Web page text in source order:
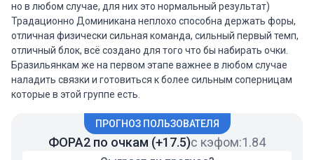
но в любом случае, для них это нормальный результат)
Традационно Доминикана неплохо способна держать форы,
отличная физически сильная команда, сильный первый темп,
отличный блок, всё создано для того что бы набирать очки.
Бразильянкам же на первом этапе важнее в любом случае
наладить связки и готовиться к более сильным соперницам
которые в этой группе есть.
ПРОГНОЗ ПОЛЬЗОВАТЕЛЯ
ФОРА2 по очкам (+17.5)с кэфом:1.84